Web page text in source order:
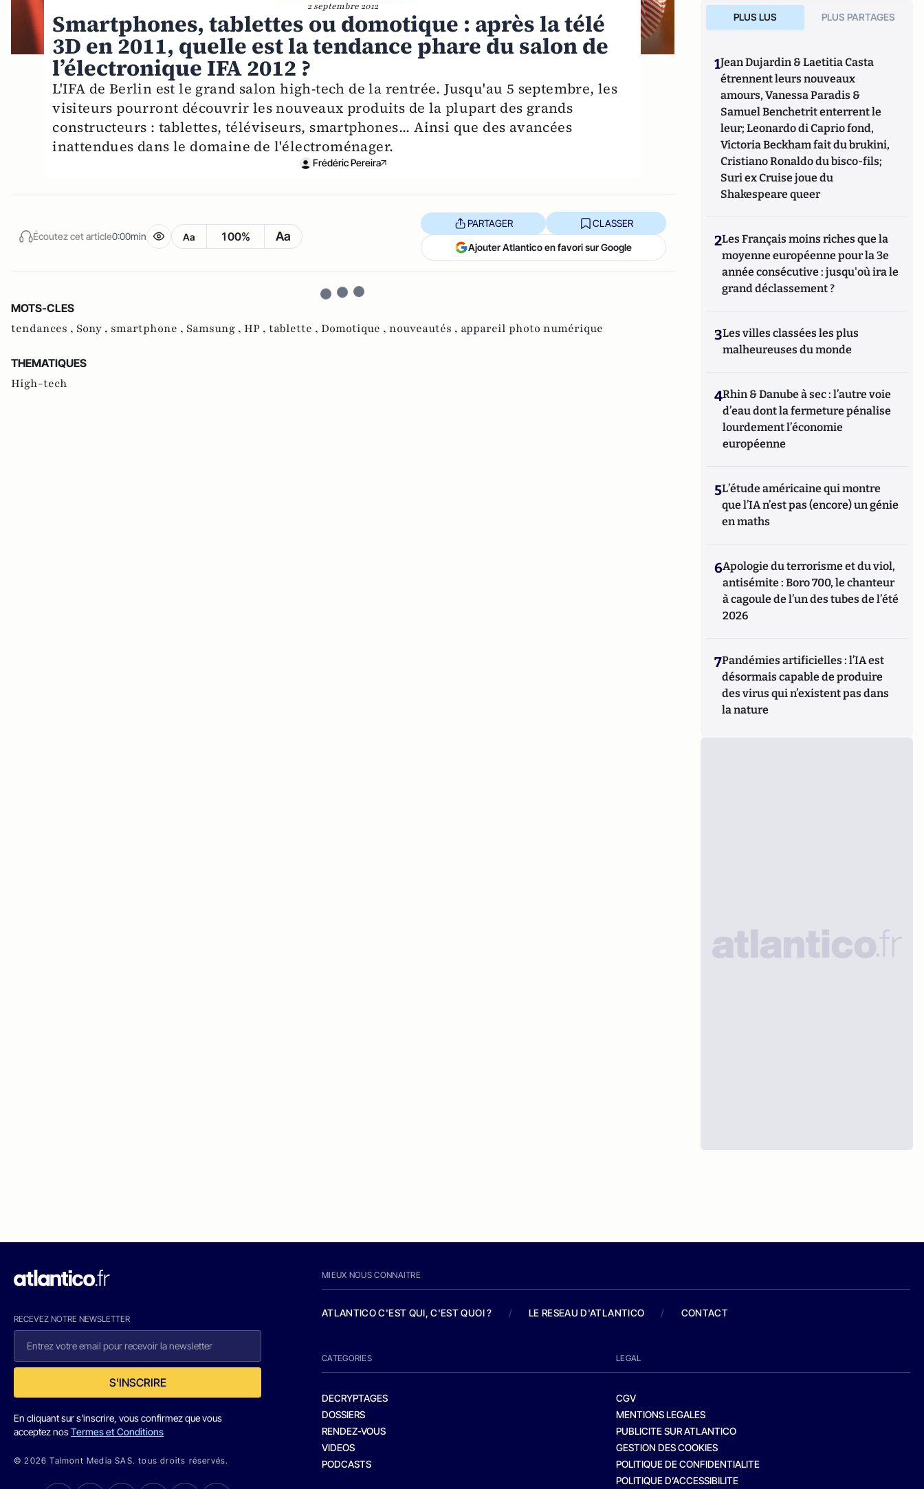
2 septembre 2012
Smartphones, tablettes ou domotique : après la télé
3D en 2011, quelle est la tendance phare du salon de
l’électronique IFA 2012 ?
L'IFA de Berlin est le grand salon high-tech de la rentrée. Jusqu'au 5 septembre, les
visiteurs pourront découvrir les nouveaux produits de la plupart des grands
constructeurs : tablettes, téléviseurs, smartphones... Ainsi que des avancées
inattendues dans le domaine de l'électroménager.
Frédéric Pereira
Écoutez cet article0:00min Aa 100% Aa
PARTAGER CLASSER
Ajouter Atlantico en favori sur Google
MOTS-CLES
tendances , Sony , smartphone , Samsung , HP , tablette , Domotique , nouveautés , appareil photo numérique
THEMATIQUES
High-tech
PLUS LUS PLUS PARTAGES
1Jean Dujardin & Laetitia Casta
étrennent leurs nouveaux
amours, Vanessa Paradis &
Samuel Benchetrit enterrent le
leur; Leonardo di Caprio fond,
Victoria Beckham fait du brukini,
Cristiano Ronaldo du bisco-fils;
Suri ex Cruise joue du
Shakespeare queer
2Les Français moins riches que la
moyenne européenne pour la 3e
année consécutive : jusqu'où ira le
grand déclassement ?
3Les villes classées les plus
malheureuses du monde
4Rhin & Danube à sec : l’autre voie
d’eau dont la fermeture pénalise
lourdement l’économie
européenne
5L’étude américaine qui montre
que l’IA n’est pas (encore) un génie
en maths
6Apologie du terrorisme et du viol,
antisémite : Boro 700, le chanteur
à cagoule de l’un des tubes de l’été
2026
7Pandémies artificielles : l’IA est
désormais capable de produire
des virus qui n’existent pas dans
la nature
RECEVEZ NOTRE NEWSLETTER
S'INSCRIRE
En cliquant sur s'inscrire, vous confirmez que vous
acceptez nosTermes et Conditions
© 2026 Talmont Media SAS. tous droits réservés.
MIEUX NOUS CONNAITRE
ATLANTICO C'EST QUI, C'EST QUOI ? / LE RESEAU D'ATLANTICO / CONTACT
CATEGORIES
DECRYPTAGES
DOSSIERS
RENDEZ-VOUS
VIDEOS
PODCASTS
LEGAL
CGV
MENTIONS LEGALES
PUBLICITE SUR ATLANTICO
GESTION DES COOKIES
POLITIQUE DE CONFIDENTIALITE
POLITIQUE D’ACCESSIBILITE